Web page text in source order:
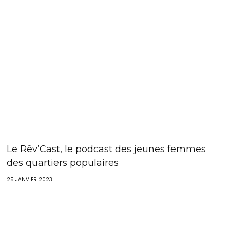
Le Rêv’Cast, le podcast des jeunes femmes
des quartiers populaires
25 JANVIER 2023